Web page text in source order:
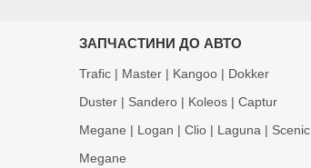
ЗАПЧАСТИНИ ДО АВТО
Trafic | Master | Kangoo | Dokker
Duster | Sandero | Koleos | Captur
Megane | Logan | Clio | Laguna | Scenic
Megane